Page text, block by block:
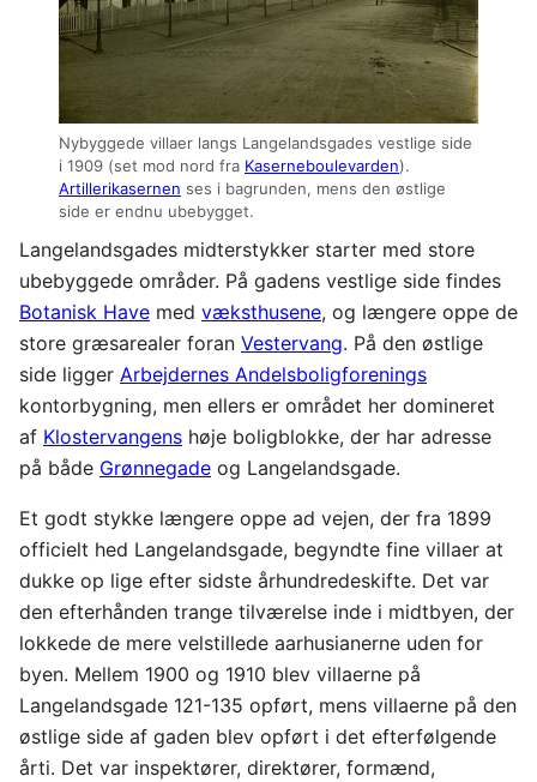
Nybyggede villaer langs Langelandsgades vestlige side
i 1909 (set mod nord fra Kaserneboulevarden).
Artillerikasernen ses i bagrunden, mens den østlige
side er endnu ubebygget.
Langelandsgades midterstykker starter med store
ubebyggede områder. På gadens vestlige side findes
Botanisk Have med væksthusene, og længere oppe de
store græsarealer foran Vestervang. På den østlige
side ligger Arbejdernes Andelsboligforenings
kontorbygning, men ellers er området her domineret
af Klostervangens høje boligblokke, der har adresse
på både Grønnegade og Langelandsgade.
Et godt stykke længere oppe ad vejen, der fra 1899
officielt hed Langelandsgade, begyndte fine villaer at
dukke op lige efter sidste århundredeskifte. Det var
den efterhånden trange tilværelse inde i midtbyen, der
lokkede de mere velstillede aarhusianerne uden for
byen. Mellem 1900 og 1910 blev villaerne på
Langelandsgade 121-135 opført, mens villaerne på den
østlige side af gaden blev opført i det efterfølgende
årti. Det var inspektører, direktører, formænd,